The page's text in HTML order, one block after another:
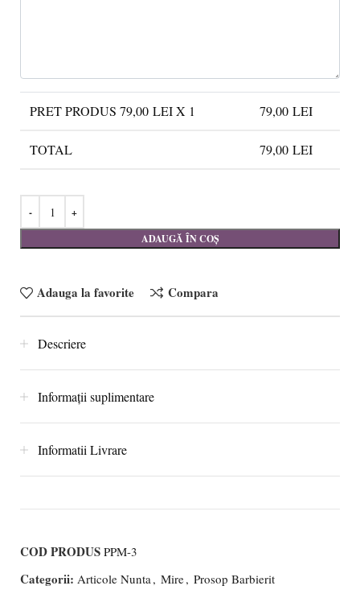
PRET PRODUS 79,00 LEI X 1 79,00 LEI
TOTAL 79,00 LEI
ADAUGĂ ÎN COȘ
Adauga la favorite Compara
Descriere
Informații suplimentare
Informatii Livrare
COD PRODUS PPM-3
Categorii: Articole Nunta, Mire, Prosop Barbierit